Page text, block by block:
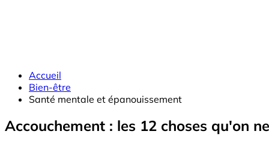
Accueil
Bien-être
Santé mentale et épanouissement
Accouchement : les 12 choses qu'on